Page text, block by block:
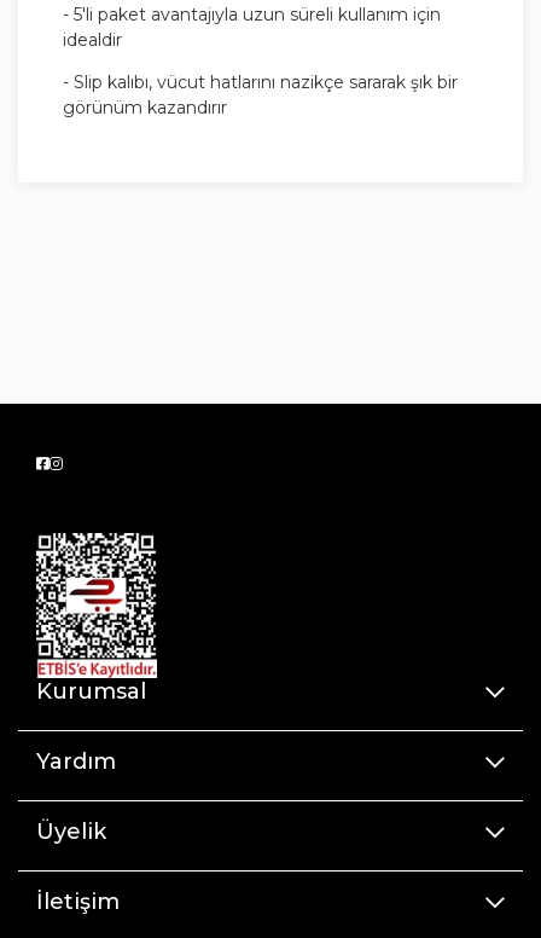
- 5'li paket avantajıyla uzun süreli kullanım için
idealdir
- Slip kalıbı, vücut hatlarını nazikçe sararak şık bir
görünüm kazandırır
Kurumsal
Yardım
Üyelik
İletişim